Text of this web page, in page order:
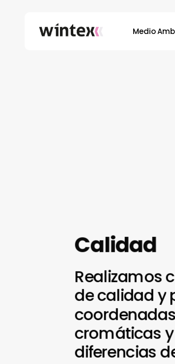
Medio
Calidad
Realizamos
decalidady
coordenadas
cromáticasy
diferencias